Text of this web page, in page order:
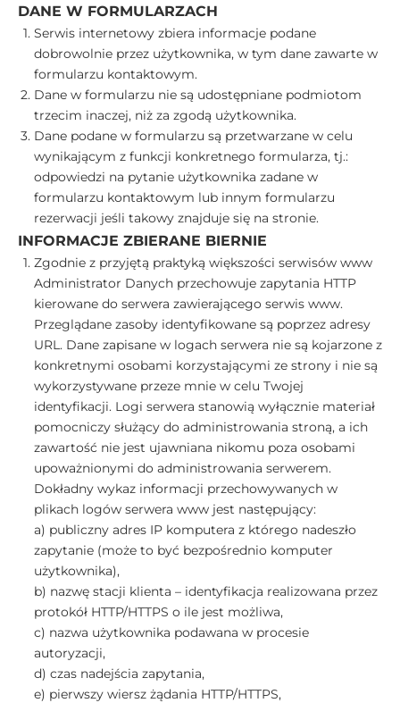
DANE W FORMULARZACH
Serwis internetowy zbiera informacje podane
dobrowolnie przez użytkownika, w tym dane zawarte w
formularzu kontaktowym.
Dane w formularzu nie są udostępniane podmiotom
trzecim inaczej, niż za zgodą użytkownika.
Dane podane w formularzu są przetwarzane w celu
wynikającym z funkcji konkretnego formularza, tj.:
odpowiedzi na pytanie użytkownika zadane w
formularzu kontaktowym lub innym formularzu
rezerwacji jeśli takowy znajduje się na stronie.
INFORMACJE ZBIERANE BIERNIE
Zgodnie z przyjętą praktyką większości serwisów www
Administrator Danych przechowuje zapytania HTTP
kierowane do serwera zawierającego serwis www.
Przeglądane zasoby identyfikowane są poprzez adresy
URL. Dane zapisane w logach serwera nie są kojarzone z
konkretnymi osobami korzystającymi ze strony i nie są
wykorzystywane przeze mnie w celu Twojej
identyfikacji. Logi serwera stanowią wyłącznie materiał
pomocniczy służący do administrowania stroną, a ich
zawartość nie jest ujawniana nikomu poza osobami
upoważnionymi do administrowania serwerem.
Dokładny wykaz informacji przechowywanych w
plikach logów serwera www jest następujący:
a) publiczny adres IP komputera z którego nadeszło
zapytanie (może to być bezpośrednio komputer
użytkownika),
b) nazwę stacji klienta – identyfikacja realizowana przez
protokół HTTP/HTTPS o ile jest możliwa,
c) nazwa użytkownika podawana w procesie
autoryzacji,
d) czas nadejścia zapytania,
e) pierwszy wiersz żądania HTTP/HTTPS,